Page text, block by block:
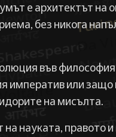
е архитектът на
без никога
във
императив или
на мисълта.
науката, правото